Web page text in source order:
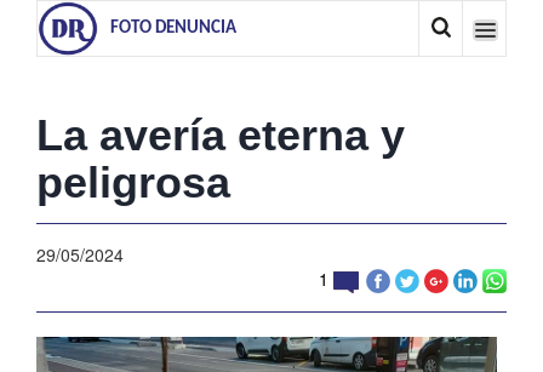
FOTO DENUNCIA
La avería eterna y
peligrosa
29/05/2024
1